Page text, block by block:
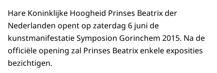
Hare Koninklijke Hoogheid Prinses Beatrix der
Nederlanden opent op zaterdag 6 juni de
kunstmanifestatie Symposion Gorinchem 2015. Na de
officiële opening zal Prinses Beatrix enkele exposities
bezichtigen.